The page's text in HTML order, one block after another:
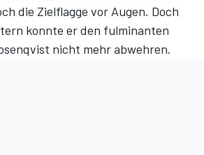
die Zielflagge vor Augen. Doch
konnte er den fulminanten
nicht mehr abwehren.